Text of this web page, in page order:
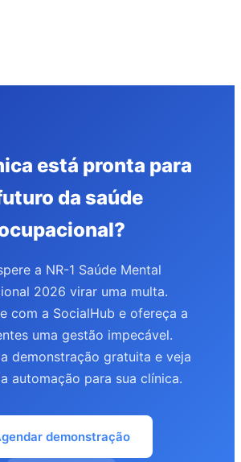
está pronta para
da saúde
a NR-1 Saúde Mental
2026 virar uma multa.
com a SocialHub e ofereça a
uma gestão impecável.
demonstração gratuita e veja
automação para sua clínica.
demonstração